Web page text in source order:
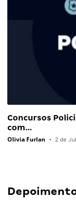
Concursos
com…
Olivia Furlan • 2 de